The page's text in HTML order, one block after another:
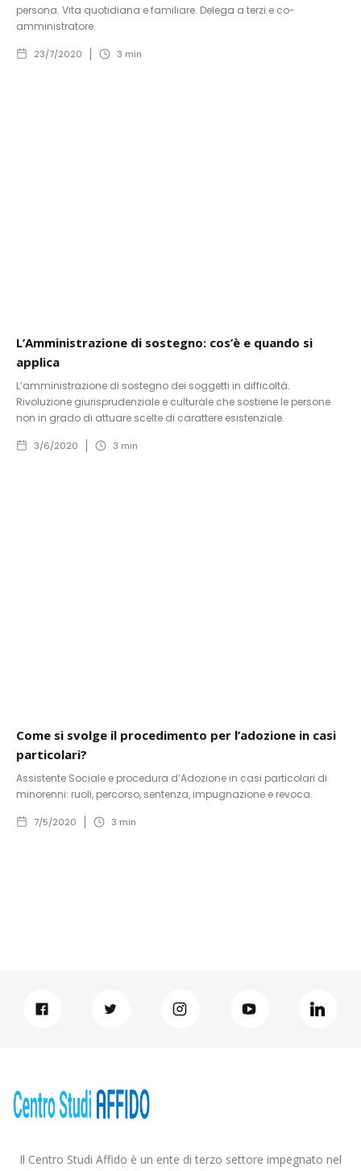
persona. Vita quotidiana e familiare. Delega a terzi e co-
amministratore.
23/7/2020 3 min
L’Amministrazione di sostegno: cos’è e quando si
applica
L’amministrazione di sostegno dei soggetti in difficoltà.
Rivoluzione giurisprudenziale e culturale che sostiene le persone
non in grado di attuare scelte di carattere esistenziale.
3/6/2020 3 min
Come si svolge il procedimento per l’adozione in casi
particolari?
Assistente Sociale e procedura d’Adozione in casi particolari di
minorenni: ruoli, percorso, sentenza, impugnazione e revoca.
7/5/2020 3 min
Il Centro Studi Affido è un ente di terzo settore impegnato nel